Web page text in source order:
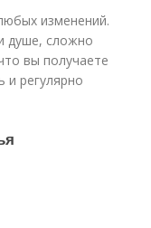
изменений.
душе, сложно
вы получаете
и регулярно